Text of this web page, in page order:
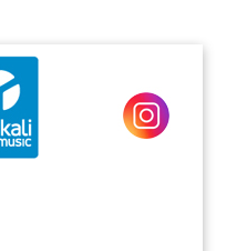
2.5 AND 3.0+